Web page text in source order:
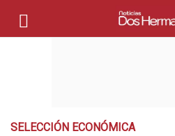
SELECCIÓN ECONÓMICA